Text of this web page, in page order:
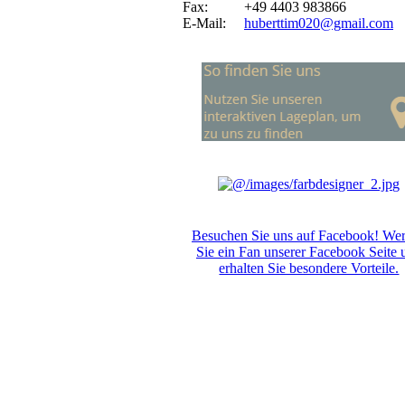
Fax: +49 4403 983866
E-Mail: huberttim020@gmail.com
Besuchen Sie uns auf Facebook!
Sie ein Fan unserer Facebook Seite
erhalten Sie besondere Vorteile.